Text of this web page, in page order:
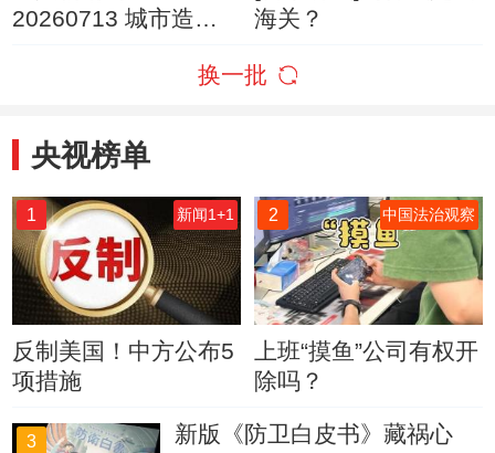
20260713 城市造梦
海关？
换一批
央视榜单
1 新闻1+1
反制美国！中方公布5
项措施
2 中国法治观察
上班“摸鱼”公司有权开
除吗？
3 新版《防卫白皮书》藏祸心